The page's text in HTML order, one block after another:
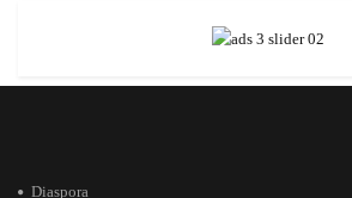
Diaspora